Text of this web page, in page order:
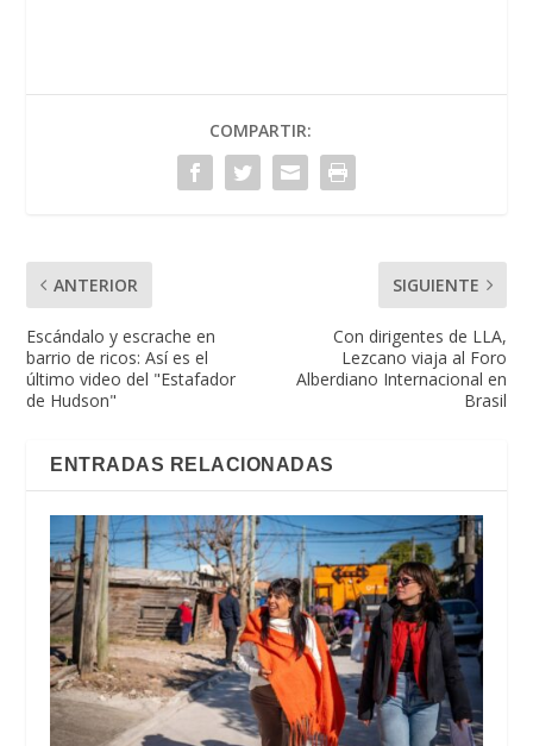
COMPARTIR:
ANTERIOR
Escándalo y escrache en
barrio de ricos: Así es el
último video del "Estafador
de Hudson"
SIGUIENTE
Con dirigentes de LLA,
Lezcano viaja al Foro
Alberdiano Internacional en
Brasil
ENTRADAS RELACIONADAS